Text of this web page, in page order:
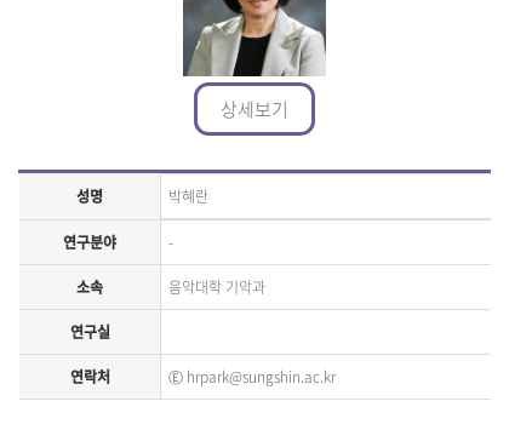
상세보기
성명 박혜란
연구분야 -
소속 음악대학 기악과
연구실
연락처 Ⓔ hrpark@sungshin.ac.kr